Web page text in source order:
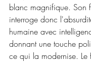
blanc magnifique. Son
interroge donc
humaine avec
donnant une touche
ce qui la modernise. Le